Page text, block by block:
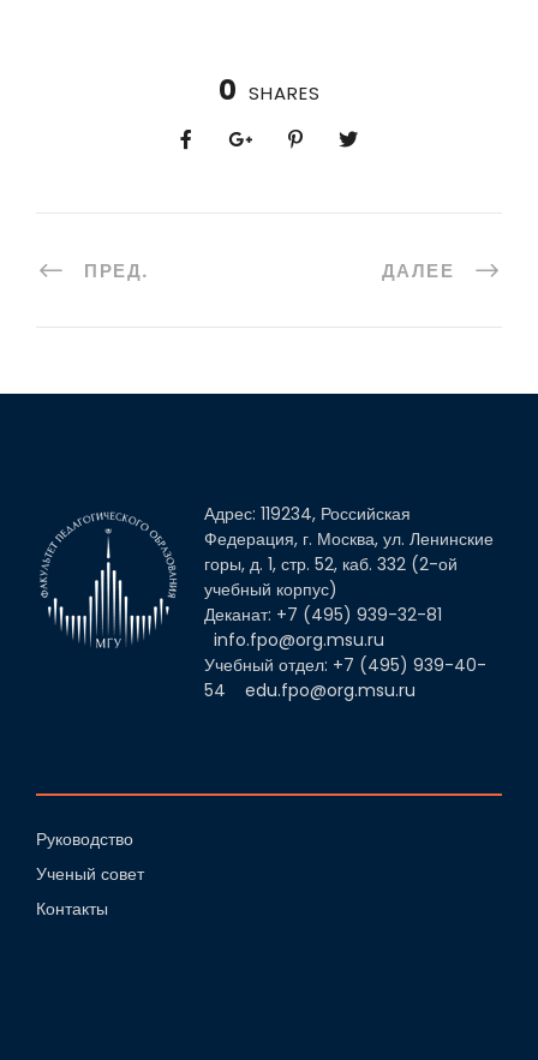
0 SHARES
ПРЕД. ДАЛЕЕ
Адрес: 119234, Российская
Федерация, г. Москва, ул. Ленинские
горы, д. 1, стр. 52, каб. 332 (2-ой
учебный корпус)
Деканат: +7 (495) 939-32-81
info.fpo@org.msu.ru
Учебный отдел: +7 (495) 939-40-
54 edu.fpo@org.msu.ru
Руководство
Ученый совет
Контакты